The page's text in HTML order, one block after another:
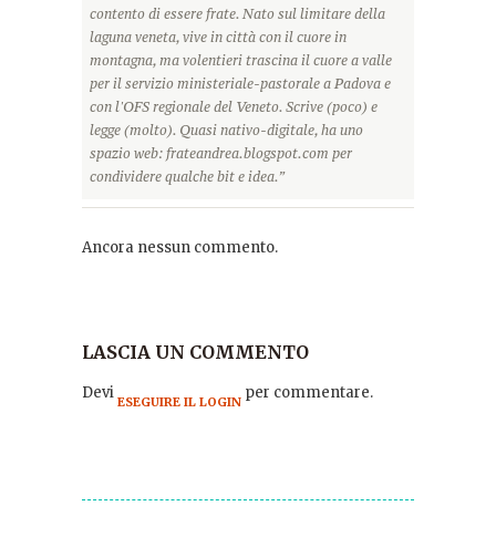
contento di essere frate. Nato sul limitare della
laguna veneta, vive in città con il cuore in
montagna, ma volentieri trascina il cuore a valle
per il servizio ministeriale-pastorale a Padova e
con l'OFS regionale del Veneto. Scrive (poco) e
legge (molto). Quasi nativo-digitale, ha uno
spazio web: frateandrea.blogspot.com per
condividere qualche bit e idea.”
Ancora nessun commento.
LASCIA UN COMMENTO
Devi ESEGUIRE IL LOGIN per commentare.